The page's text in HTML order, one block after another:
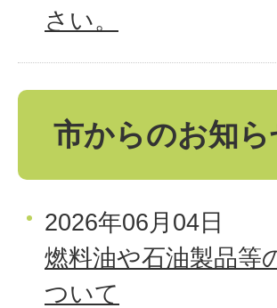
さい。
市からのお知ら
2026年06月04日
燃料油や石油製品等
ついて